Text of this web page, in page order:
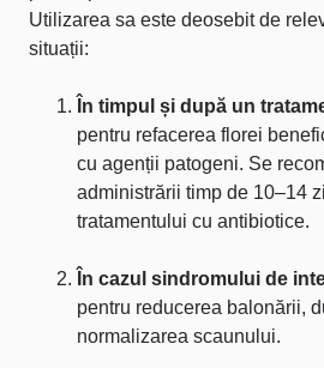
Utilizarea sa este deosebit de
situații:
În timpul și după un
pentru refacerea florei
cu agenții patogeni. Se
administrării timp de 10–14
tratamentului cu antibiotice.
În cazul sindromului de
pentru reducerea balonării,
normalizarea scaunului.